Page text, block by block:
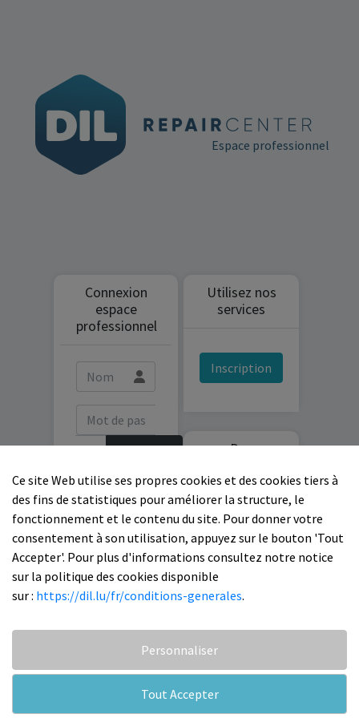
Espace professionnel
Connexion
espace
professionnel
Se
Mot de passe
oublié ?
Utilisez nos
services
Inscription
Des
Contactez-
nous
Copyright 2026 D.I.L. SARL
Ce site Web utilise ses propres cookies et des cookies tiers à
des fins de statistiques pour améliorer la structure, le
fonctionnement et le contenu du site. Pour donner votre
consentement à son utilisation, appuyez sur le bouton 'Tout
Accepter'. Pour plus d'informations consultez notre notice
sur la politique des cookies disponible
sur : https://dil.lu/fr/conditions-generales.
Personnaliser
Tout Accepter